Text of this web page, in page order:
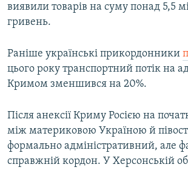
виявили товарів на суму понад 5,5
гривень.
Раніше українські прикордонники
цього року транспортний потік на
Кримом зменшився на 20%.
Після анексії Криму Росією на
між материковою Україною й
формально адміністративний, але
справжній кордон. У Херсонській